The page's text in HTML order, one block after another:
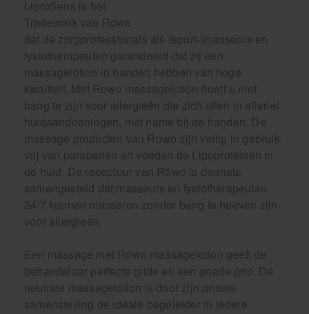
LiproSens is het
Trademark van Rowo
dat de zorgprofessionals als (sport-)masseurs en
fysiotherapeuten garandeerd dat zij een
massagelotion in handen hebben van hoge
kwaliteit. Met Rowo massagelotion hoeft u niet
bang te zijn voor allergieën die zich uiten in allerlei
huidaandoeningen, met name bij de handen. De
massage producten van Rowo zijn veilig in gebruik,
vrij van parabenen en voeden de Lipoproteïnen in
de huid. De receptuur van Röwo is dermate
samengesteld dat masseurs en fysiotherapeuten
24/7 kunnen masseren zonder bang te hoeven zijn
voor allergieën.
Een massage met Rowo massagelotion geeft de
behandelaar perfecte glide en een goede grip. De
neutrale massagelotion is door zijn unieke
samenstelling de ideale begeleider in iedere